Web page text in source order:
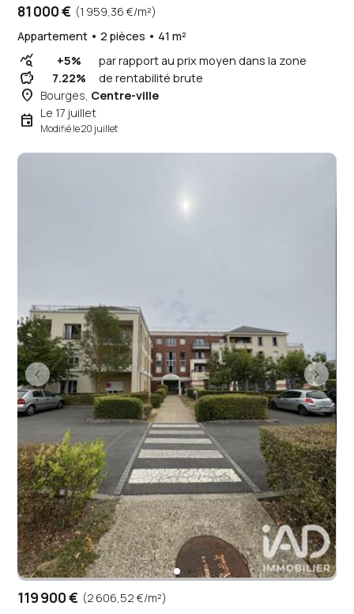
81 000 € (1 959,36 €/m²)
Appartement • 2 pièces • 41 m²
query_stats +5% par rapport au prix moyen dans la zone
savings 7.22% de rentabilité brute
place Bourges, Centre-ville
event Le 17 juillet
Modifié le 20 juillet
119 900 € (2 606,52 €/m²)